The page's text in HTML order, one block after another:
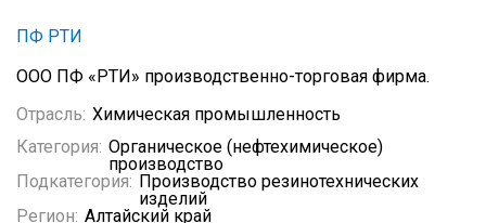
ПФ РТИ
ООО ПФ «РТИ» производственно-торговая фирма.
Отрасль: Химическая промышленность
Категория: Органическое (нефтехимическое)
производство
Подкатегория: Производство резинотехнических
изделий
Регион: Алтайский край